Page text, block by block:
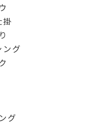
掛
ング
グ